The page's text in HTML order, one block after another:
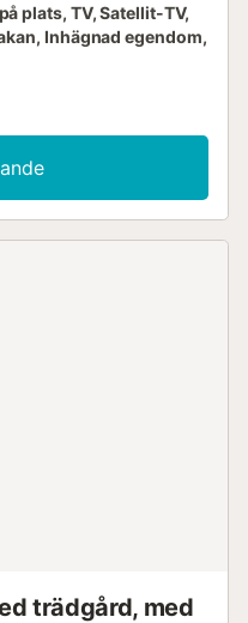
plats, TV, Satellit-TV,
Inhägnad egendom,
trädgård, med